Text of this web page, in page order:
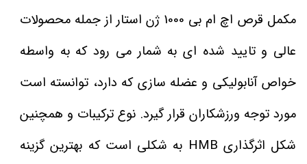
مکمل قرص اچ ام بی 1000 ژن استار از جمله محصولات
عالی و تایید شده‌ ای به شمار می‌ رود که به واسطه
خواص آنابولیکی و عضله‌ سازی که دارد، توانسته است
مورد توجه ورزشکاران قرار گیرد. نوع ترکیبات و همچنین
شکل اثرگذاری ‏HMB به شکلی است که بهترین گزینه